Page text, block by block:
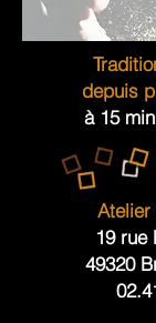
depuis
à 15
Atelier
19 rue
49320